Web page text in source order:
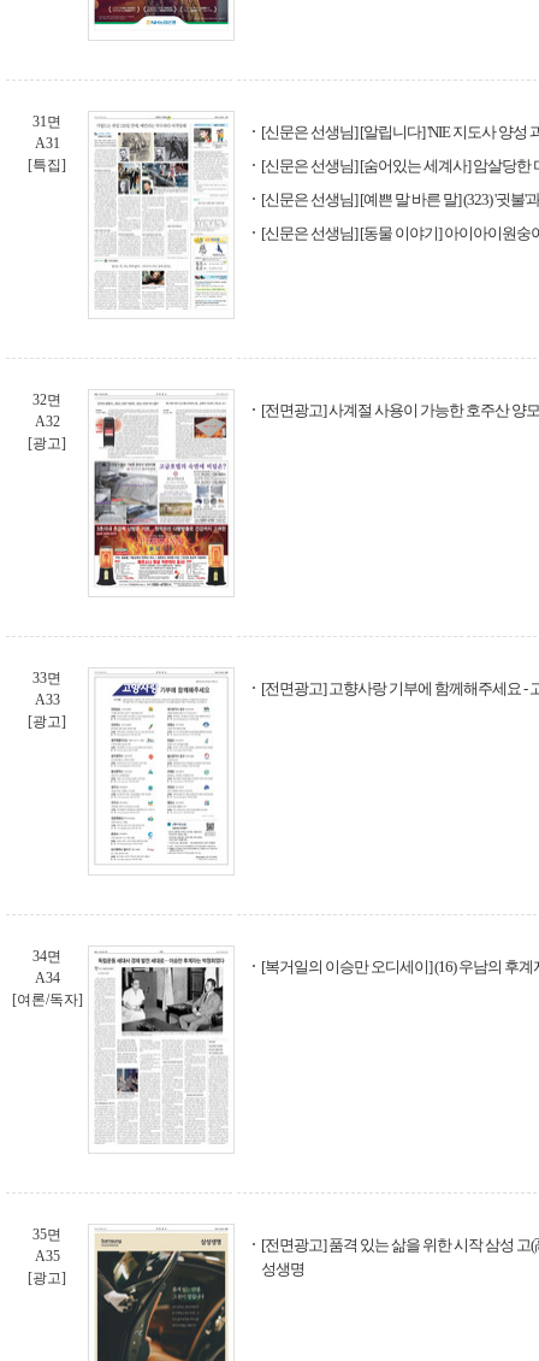
31면
A31
[특집]
[신문은 선생님] [알립니다] 'NIE 지도사 양성
[신문은 선생님] [숨어있는 세계사] 암살당한
[신문은 선생님] [예쁜 말 바른 말] (323) '귓불'
[신문은 선생님] [동물 이야기] 아이아이원숭
32면
A32
[광고]
[전면광고] 사계절 사용이 가능한 호주산 양
33면
A33
[광고]
[전면광고] 고향사랑 기부에 함께해주세요 -
34면
A34
[여론/독자]
[복거일의 이승만 오디세이] (16) 우남의 후계
35면
A35
[광고]
[전면광고] 품격 있는 삶을 위한 시작 삼성 고
성생명